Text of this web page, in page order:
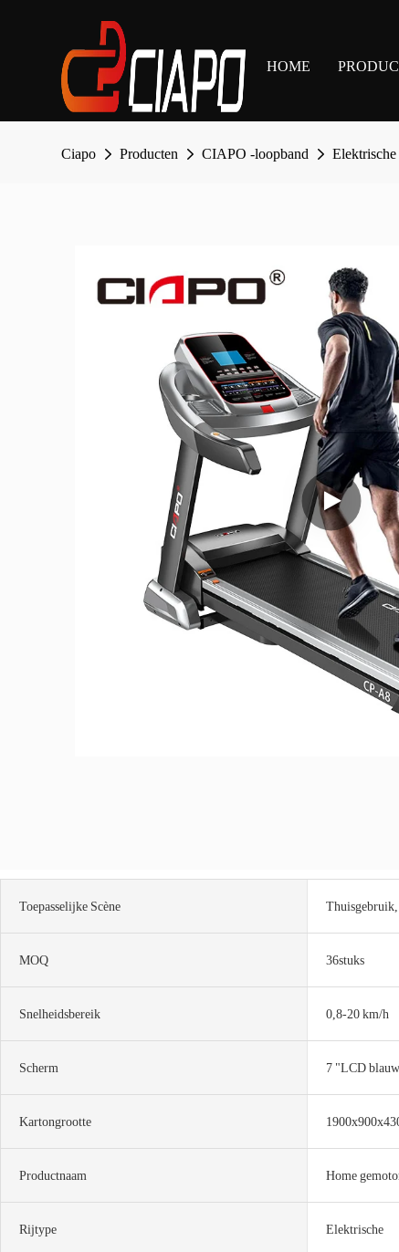
HOME
Ciapo Producten CIAPO -loopband
Toepasselijke Scène
MOQ 36stuks
Snelheidsbereik 0,8-20 km/h
Scherm 7 "LCD
Kartongrootte
Productnaam Home
Rijtype Elektrische